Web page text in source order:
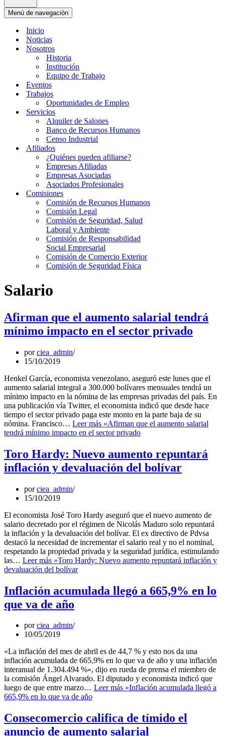
Menú de navegación
Inicio
Noticias
Nosotros
Historia
Institución
Equipo de Trabajo
Eventos
Trabajos
Oportunidades de Empleo
Servicios
Alquiler de Salones
Banco de Recursos Humanos
Censo Industrial
Afiliados
¿Quiénes pueden afiliarse?
Empresas Afiliadas
Empresas Asociadas
Asociados Profesionales
Comisiones
Comisión de Recursos Humanos
Comisión Legal
Comisión de Seguridad, Salud
Laboral y Ambiente
Comisión de Responsabilidad
Social Empresarial
Comisión de Comercio Exterior
Comisión de Seguridad Física
Salario
Afirman que el aumento salarial tendrá
mínimo impacto en el sector privado
porciea_admin
15/10/2019
Henkel García, economista venezolano, aseguró este lunes que el
aumento salarial integral a 300.000 bolívares mensuales tendrá un
mínimo impacto en la nómina de las empresas privadas del país. En
una publicación vía Twitter, el economista indicó que desde hace
tiempo el sector privado paga este monto en la parte baja de su
nómina. Francisco… Leer más »Afirman que el aumento salarial
tendrá mínimo impacto en el sector privado
Toro Hardy: Nuevo aumento repuntará
inflación y devaluación del bolívar
porciea_admin
15/10/2019
El economista José Toro Hardy aseguró que el nuevo aumento de
salario decretado por el régimen de Nicolás Maduro solo repuntará
la inflación y la devaluación del bolívar. El ex directivo de Pdvsa
destacó la necesidad de incrementar el salario real y no el nominal,
respetando la propiedad privada y la seguridad jurídica, estimulando
las… Leer más »Toro Hardy: Nuevo aumento repuntará inflación y
devaluación del bolívar
Inflación acumulada llegó a 665,9% en lo
que va de año
porciea_admin
10/05/2019
«La inflación del mes de abril es de 44,7 % y esto nos da una
inflación acumulada de 665,9% en lo que va de año y una inflación
interanual de 1.304.494 %», dijo en rueda de prensa el miembro de
la comisión Ángel Alvarado. El diputado y economista indicó que
luego de que entre marzo… Leer más »Inflación acumulada llegó a
665,9% en lo que va de año
Consecomercio califica de tímido el
anuncio de aumento salarial